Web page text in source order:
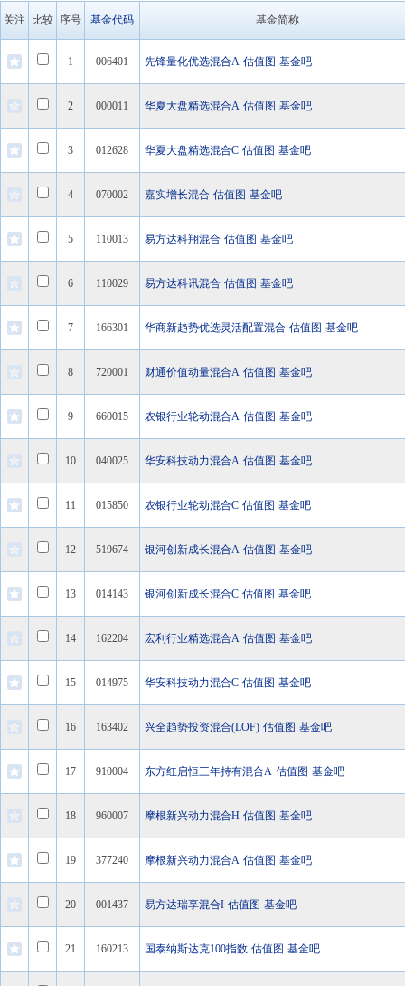
关注 比较 序号 基金代码 基金简称
1 006401 先锋量化优选混合A 估值图 基金吧
2 000011 华夏大盘精选混合A 估值图 基金吧
3 012628 华夏大盘精选混合C 估值图 基金吧
4 070002 嘉实增长混合 估值图 基金吧
5 110013 易方达科翔混合 估值图 基金吧
6 110029 易方达科讯混合 估值图 基金吧
7 166301 华商新趋势优选灵活配置混合 估值图 基金吧
8 720001 财通价值动量混合A 估值图 基金吧
9 660015 农银行业轮动混合A 估值图 基金吧
10 040025 华安科技动力混合A 估值图 基金吧
11 015850 农银行业轮动混合C 估值图 基金吧
12 519674 银河创新成长混合A 估值图 基金吧
13 014143 银河创新成长混合C 估值图 基金吧
14 162204 宏利行业精选混合A 估值图 基金吧
15 014975 华安科技动力混合C 估值图 基金吧
16 163402 兴全趋势投资混合(LOF) 估值图 基金吧
17 910004 东方红启恒三年持有混合A 估值图 基金吧
18 960007 摩根新兴动力混合H 估值图 基金吧
19 377240 摩根新兴动力混合A 估值图 基金吧
20 001437 易方达瑞享混合I 估值图 基金吧
21 160213 国泰纳斯达克100指数 估值图 基金吧